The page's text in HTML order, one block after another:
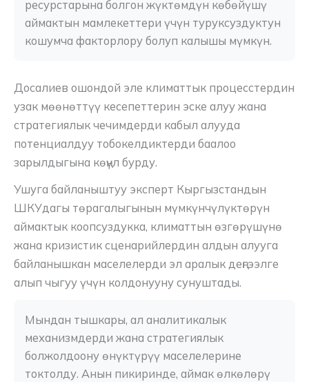
ресурстарына болгон жүктөмдүн көбөйүшү
аймактын мамлекеттери үчүн туруксуздуктун
кошумча факторлору болуп калышы мүмкүн.
Досалиев ошондой эле климаттык процесстердин
узак мөөнөттүү кесепеттерин эске алуу жана
стратегиялык чечимдерди кабыл алууда
потенциалдуу тобокелдиктерди баалоо
зарылдыгына көңүл бурду.
Ушуга байланыштуу эксперт Кыргызстандын
ШКУдагы төрагалыгынын мүмкүнчүлүктөрүн
аймактык коопсуздукка, климаттын өзгөрүшүнө
жана кризистик сценарийлердин алдын алууга
байланышкан маселелерди эл аралык деңгээлге
алып чыгуу үчүн колдонууну сунуштады.
Мындан тышкары, ал аналитикалык
механизмдерди жана стратегиялык
болжолдоону өнүктүрүү маселелерине
токтолду. Анын пикиринде, аймак өлкөлөрү